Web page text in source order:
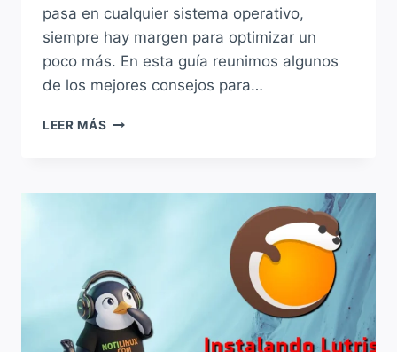
pasa en cualquier sistema operativo,
siempre hay margen para optimizar un
poco más. En esta guía reunimos algunos
de los mejores consejos para…
LEER MÁS CÓMO
JUEGOS
RENDIMIENTO